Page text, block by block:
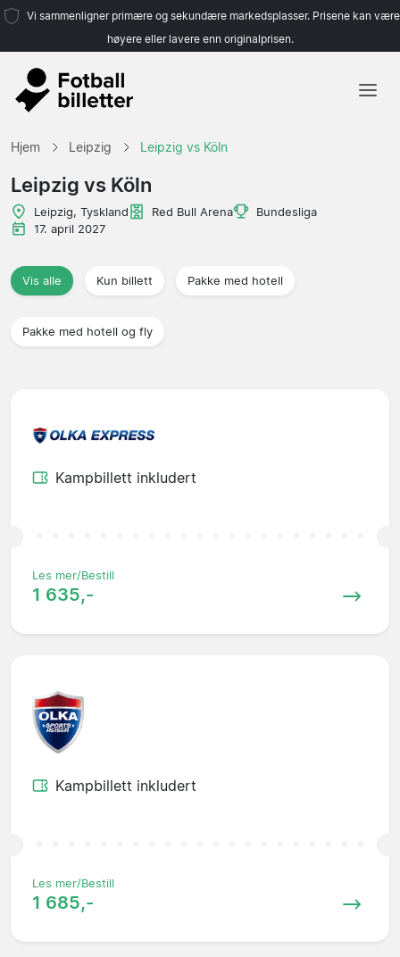
Vi sammenligner primære og sekundære markedsplasser. Prisene kan være
høyere eller lavere enn originalprisen.
Hjem Leipzig Leipzig vs Köln
Leipzig vs Köln
Leipzig, Tyskland Red Bull Arena
Bundesliga
17. april 2027
Vis alle Kun billett Pakke med hotell
Pakke med hotell og fly
Kampbillett inkludert
Les mer/Bestill
1 635,-
Kampbillett inkludert
Les mer/Bestill
1 685,-